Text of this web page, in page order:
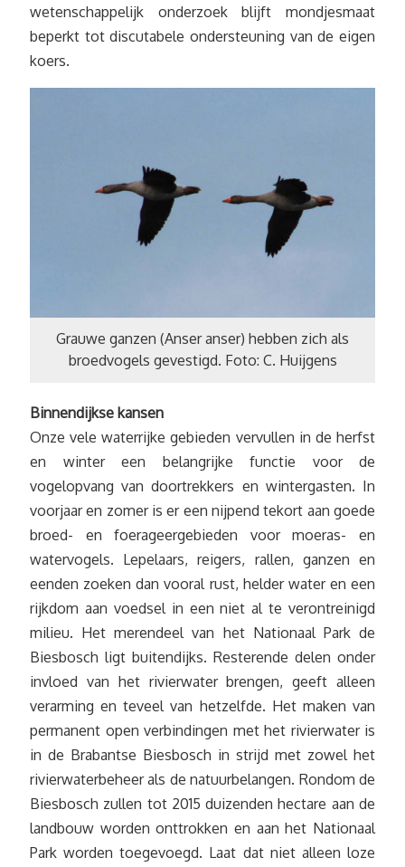
wetenschappelijk onderzoek blijft mondjesmaat
beperkt tot discutabele ondersteuning van de eigen
koers.
Grauwe ganzen (Anser anser) hebben zich als
broedvogels gevestigd. Foto: C. Huijgens
Binnendijkse kansen
Onze vele waterrijke gebieden vervullen in de herfst
en winter een belangrijke functie voor de
vogelopvang van doortrekkers en wintergasten. In
voorjaar en zomer is er een nijpend tekort aan goede
broed- en foerageergebieden voor moeras- en
watervogels. Lepelaars, reigers, rallen, ganzen en
eenden zoeken dan vooral rust, helder water en een
rijkdom aan voedsel in een niet al te verontreinigd
milieu. Het merendeel van het Nationaal Park de
Biesbosch ligt buitendijks. Resterende delen onder
invloed van het rivierwater brengen, geeft alleen
verarming en teveel van hetzelfde. Het maken van
permanent open verbindingen met het rivierwater is
in de Brabantse Biesbosch in strijd met zowel het
rivierwaterbeheer als de natuurbelangen. Rondom de
Biesbosch zullen tot 2015 duizenden hectare aan de
landbouw worden onttrokken en aan het Nationaal
Park worden toegevoegd. Laat dat niet alleen loze